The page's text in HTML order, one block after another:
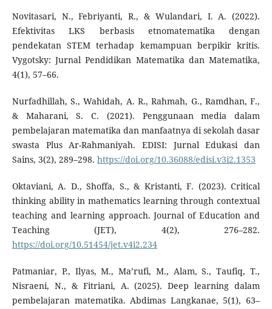
Novitasari, N., Febriyanti, R., & Wulandari, I. A. (2022).
Efektivitas LKS berbasis etnomatematika dengan
pendekatan STEM terhadap kemampuan berpikir kritis.
Vygotsky: Jurnal Pendidikan Matematika dan Matematika,
4(1), 57–66.
Nurfadhillah, S., Wahidah, A. R., Rahmah, G., Ramdhan, F.,
& Maharani, S. C. (2021). Penggunaan media dalam
pembelajaran matematika dan manfaatnya di sekolah dasar
swasta Plus Ar-Rahmaniyah. EDISI: Jurnal Edukasi dan
Sains, 3(2), 289–298. https://doi.org/10.36088/edisi.v3i2.1353
Oktaviani, A. D., Shoffa, S., & Kristanti, F. (2023). Critical
thinking ability in mathematics learning through contextual
teaching and learning approach. Journal of Education and
Teaching (JET), 4(2), 276–282.
https://doi.org/10.51454/jet.v4i2.234
Patmaniar, P., Ilyas, M., Ma’rufi, M., Alam, S., Taufiq, T.,
Nisraeni, N., & Fitriani, A. (2025). Deep learning dalam
pembelajaran matematika. Abdimas Langkanae, 5(1), 63–